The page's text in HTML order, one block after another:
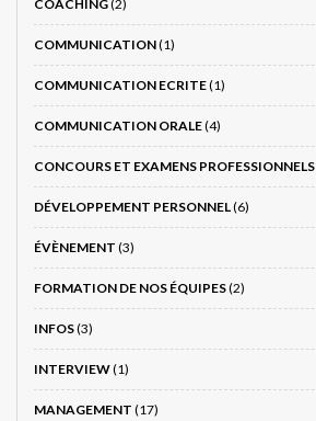
COACHING(2)
COMMUNICATION(1)
COMMUNICATION ECRITE(1)
COMMUNICATION ORALE(4)
CONCOURS ET EXAMENS PROFESSIONNELS
DÉVELOPPEMENT PERSONNEL(6)
ÉVÈNEMENT (3)
FORMATION DE NOS ÉQUIPES(2)
INFOS(3)
INTERVIEW(1)
MANAGEMENT (17)